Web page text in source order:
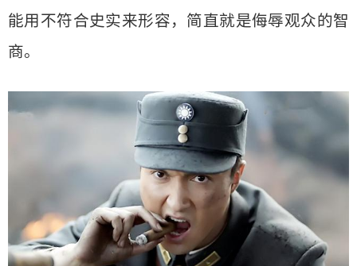
能用不符合史实来形容，简直就是侮辱观众的智
商。